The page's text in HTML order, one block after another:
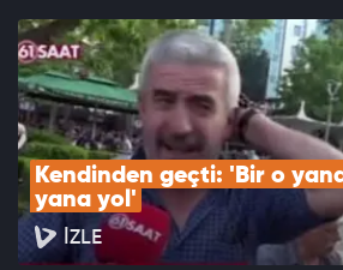
Kendinden geçti: 'Bir o
yana yol'
İZLE